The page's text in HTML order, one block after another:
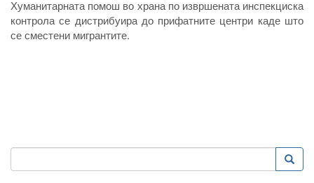
Хуманитарната помош во храна по извршената инспекциска
контрола се дистрибуира до прифатните центри каде што
се сместени мигрантите.
Search
Пребарување